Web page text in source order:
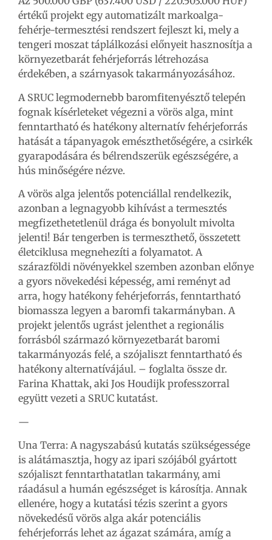
értékű projekt egy automatizált markoalga-
fehérje-termesztési rendszert fejleszt ki, mely a
tengeri moszat táplálkozási előnyeit hasznosítja a
környezetbarát fehérjeforrás létrehozása
érdekében, a szárnyasok takarmányozásához.
A SRUC legmodernebb baromfitenyésztő telepén
fognak kísérleteket végezni a vörös alga, mint
fenntartható és hatékony alternatív fehérjeforrás
hatását a tápanyagok emészthetőségére, a csirkék
gyarapodására és bélrendszerük egészségére, a
hús minőségére nézve.
A vörös alga jelentős potenciállal rendelkezik,
azonban a legnagyobb kihívást a termesztés
megfizethetetlenül drága és bonyolult mivolta
jelenti! Bár tengerben is termeszthető, összetett
életciklusa megnehezíti a folyamatot. A
szárazföldi növényekkel szemben azonban előnye
a gyors növekedési képesség, ami reményt ad
arra, hogy hatékony fehérjeforrás, fenntartható
biomassza legyen a baromfi takarmányban. A
projekt jelentős ugrást jelenthet a regionális
forrásból származó környezetbarát baromi
takarmányozás felé, a szójaliszt fenntartható és
hatékony alternatívájául. – foglalta össze dr.
Farina Khattak, aki Jos Houdijk professzorral
együtt vezeti a SRUC kutatást.
—
Una Terra: A nagyszabású kutatás szükségessége
is alátámasztja, hogy az ipari szójából gyártott
szójaliszt fenntarthatatlan takarmány, ami
ráadásul a humán egészséget is károsítja. Annak
ellenére, hogy a kutatási tézis szerint a gyors
növekedésű vörös alga akár potenciális
fehérjeforrás lehet az ágazat számára, amíg a